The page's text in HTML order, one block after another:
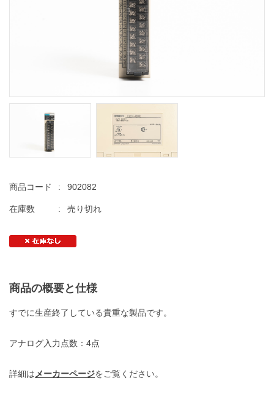
商品コード : 902082
在庫数 : 売り切れ
商品の概要と仕様
すでに生産終了している貴重な製品です。
アナログ入力点数：4点
詳細はメーカーページをご覧ください。